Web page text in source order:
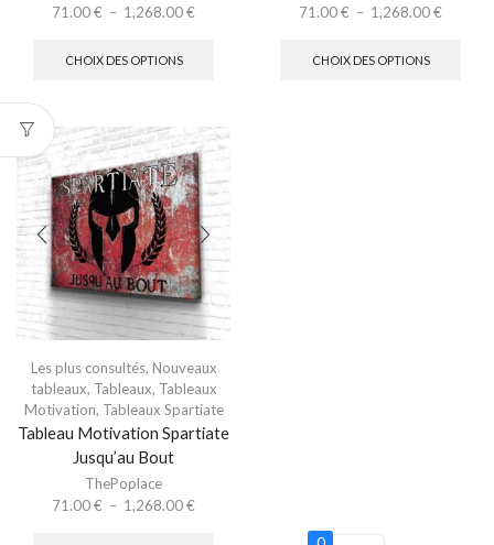
71.00€ – 1,268.00€
CHOIX DES OPTIONS
71.00€ – 1,268.00€
CHOIX DES OPTIONS
Les plus consultés, Nouveaux
tableaux, Tableaux, Tableaux
Motivation, Tableaux Spartiate
Tableau Motivation Spartiate
Jusqu’au Bout
ThePoplace
71.00€ – 1,268.00€